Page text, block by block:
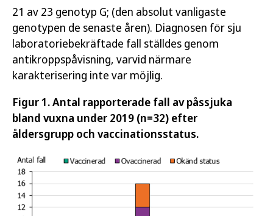
21 av 23 genotyp G; (den absolut vanligaste
genotypen de senaste åren). Diagnosen för sju
laboratoriebekräftade fall ställdes genom
antikroppspåvisning, varvid närmare
karakterisering inte var möjlig.
Figur 1. Antal rapporterade fall av påssjuka
bland vuxna under 2019 (n=32) efter
åldersgrupp och vaccinationsstatus.